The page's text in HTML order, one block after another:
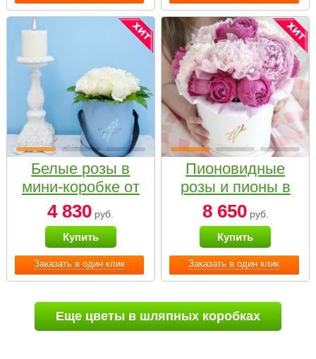
Заказать в один клик
Белые розы в
мини-коробке от
Bella Fiori
4 830 руб.
Купить
Заказать в один клик
Пионовидные
розы и пионы в
белой коробке
Small
8 650руб.
Купить
Еще цветы в шляпных коробках